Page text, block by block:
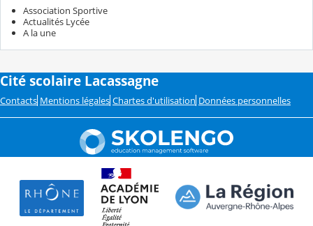
Association Sportive
Actualités Lycée
A la une
Cité scolaire Lacassagne
Contacts Mentions légales Chartes d'utilisation Données personnelles